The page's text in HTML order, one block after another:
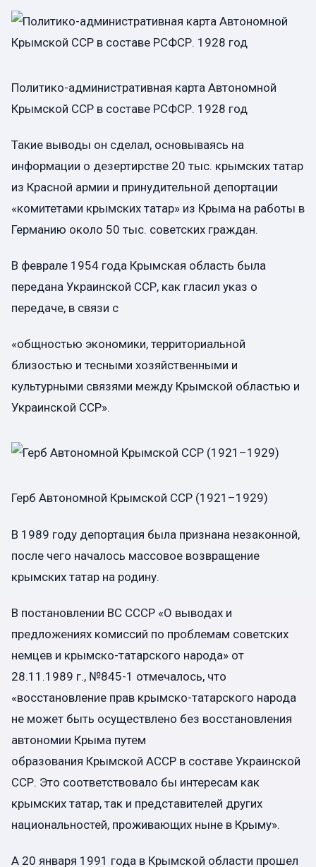
Политико-административная карта Автономной
Крымской ССР в составе РСФСР. 1928 год
Такие выводы он сделал, основываясь на
информации о дезертирстве 20 тыс. крымских татар
из Красной армии и принудительной депортации
«комитетами крымских татар» из Крыма на работы в
Германию около 50 тыс. советских граждан.
В феврале 1954 года Крымская область была
передана Украинской ССР, как гласил указ о
передаче, в связи с
«общностью экономики, территориальной
близостью и тесными хозяйственными и
культурными связями между Крымской областью и
Украинской ССР».
Герб Автономной Крымской ССР (1921–1929)
В 1989 году депортация была признана незаконной,
после чего началось массовое возвращение
крымских татар на родину.
В постановлении ВС СССР «О выводах и
предложениях комиссий по проблемам советских
немцев и крымско-татарского народа» от
28.11.1989 г., №845-1 отмечалось, что
«восстановление прав крымско-татарского народа
не может быть осуществлено без восстановления
автономии Крыма путем
образования Крымской АССР в составе Украинской
ССР. Это соответствовало бы интересам как
крымских татар, так и представителей других
национальностей, проживающих ныне в Крыму».
А 20 января 1991 года в Крымской области прошел